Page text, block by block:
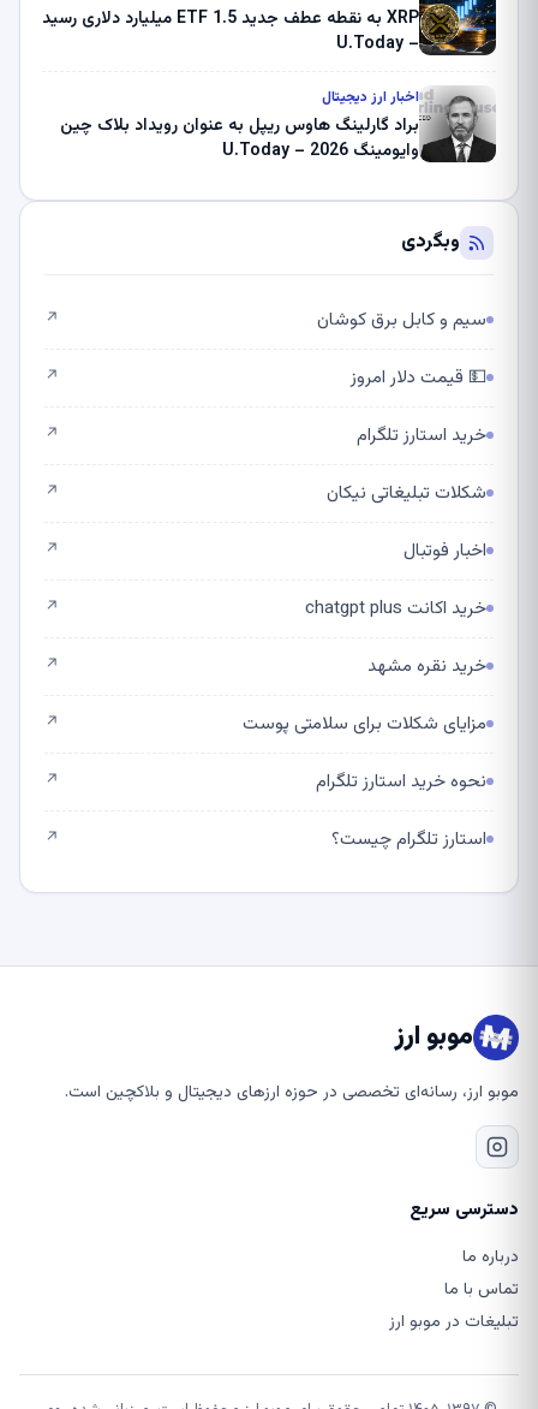
XRP به نقطه عطف جدید ETF 1.5 میلیارد دلاری رسید
– U.Today
اخبار ارز دیجیتال
براد گارلینگ هاوس ریپل به عنوان رویداد بلاک چین
وایومینگ 2026 – U.Today
وبگردی
سیم و کابل برق کوشان ↗
💵 قیمت دلار امروز ↗
خرید استارز تلگرام ↗
شکلات تبلیغاتی نیکان ↗
اخبار فوتبال ↗
خرید اکانت chatgpt plus ↗
خرید نقره مشهد ↗
مزایای شکلات برای سلامتی پوست ↗
نحوه خرید استارز تلگرام ↗
استارز تلگرام چیست؟ ↗
موبو ارز
موبو ارز، رسانه‌ای تخصصی در حوزه ارزهای دیجیتال و بلاکچین است.
دسترسی سریع
درباره ما
تماس با ما
تبلیغات در موبو ارز